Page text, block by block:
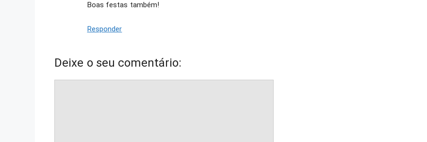
Boas festas também!
Responder
Deixe o seu comentário: